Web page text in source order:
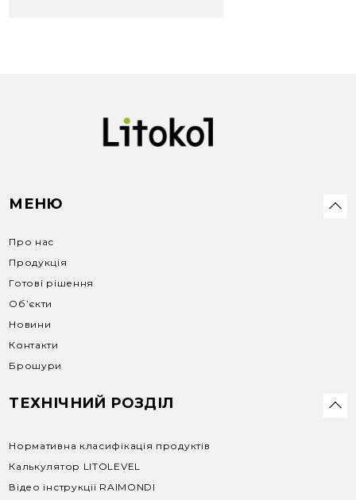
МЕНЮ
Про нас
Продукція
Готові рішення
Об’єкти
Новини
Контакти
Брошури
ТЕХНІЧНИЙ РОЗДІЛ
Нормативна класифікація продуктів
Калькулятор LITOLEVEL
Відео інструкції RAIMONDI